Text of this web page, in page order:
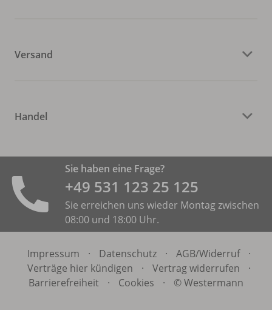
Versand
Handel
Sie haben eine Frage?
+49 531 ­123 25 125
Sie erreichen uns wieder Montag zwischen
08:00 und 18:00 Uhr.
Impressum · Datenschutz · AGB/Widerruf
·
Verträge hier kündigen
· Vertrag widerrufen
·
Barrierefreiheit
· Cookies · © Westermann